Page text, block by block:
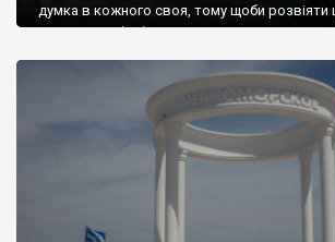
думка в кожного своя, тому щоби розвіяти
запрошую відвідати це